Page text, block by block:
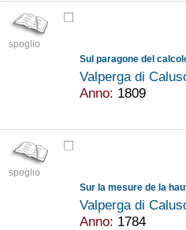
spoglio
Valperga di
Anno: 1809
spoglio
Valperga di
Anno: 1784